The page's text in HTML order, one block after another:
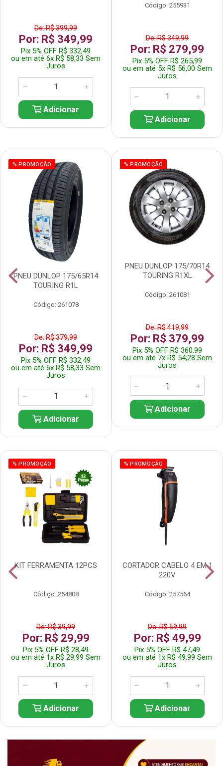
De: R$ 399,99
Por: R$ 349,99
Pix 5% OFF R$ 332,49
ou em até 6x R$ 58,33 Sem
Juros
Adicionar
Código: 255931
De: R$ 349,99
Por: R$ 279,99
Pix 5% OFF R$ 265,99
ou em até 5x R$ 56,00 Sem
Juros
Adicionar
% PROMOÇÃO
PNEU DUNLOP 175/65R14
TOURING R1L
Código: 261078
De: R$ 379,99
Por: R$ 349,99
Pix 5% OFF R$ 332,49
ou em até 6x R$ 58,33 Sem
Juros
Adicionar
% PROMOÇÃO
PNEU DUNLOP 175/70R14
TOURING R1XL
Código: 261081
De: R$ 419,99
Por: R$ 379,99
Pix 5% OFF R$ 360,99
ou em até 7x R$ 54,28 Sem
Juros
Adicionar
% PROMOÇÃO
KIT FERRAMENTA 12PCS
Código: 254808
De: R$ 39,99
Por: R$ 29,99
Pix 5% OFF R$ 28,49
ou em até 1x R$ 29,99 Sem
Juros
Adicionar
% PROMOÇÃO
CORTADOR CABELO 4 EM 1
220V
Código: 257564
De: R$ 59,99
Por: R$ 49,99
Pix 5% OFF R$ 47,49
ou em até 1x R$ 49,99 Sem
Juros
Adicionar